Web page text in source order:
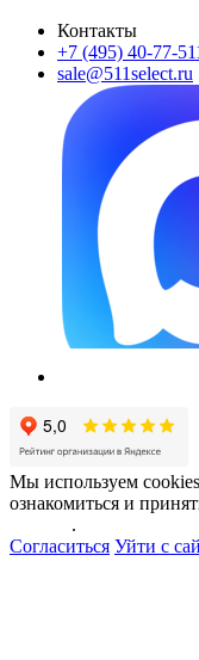
Контакты
+7 (495) 40-77-
sale@511select.ru
Мы используем
ознакомиться и
.
Согласиться Уйти с